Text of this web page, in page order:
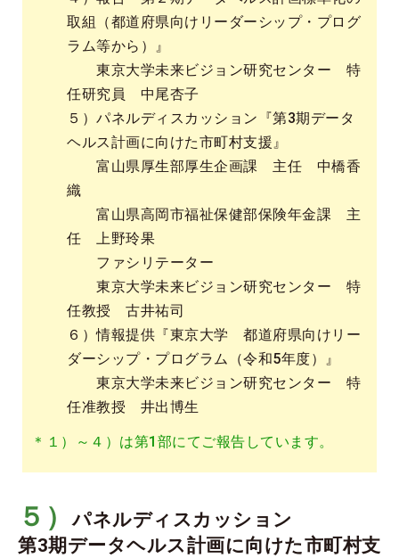
取組（都道府県向けリーダーシップ・プログ
ラム等から）』
東京大学未来ビジョン研究センター 特
任研究員 中尾杏子
５）パネルディスカッション『第3期データ
ヘルス計画に向けた市町村支援』
富山県厚生部厚生企画課 主任 中橋香
織
富山県高岡市福祉保健部保険年金課 主
任 上野玲果
ファシリテーター
東京大学未来ビジョン研究センター 特
任教授 古井祐司
６）情報提供『東京大学 都道府県向けリー
ダーシップ・プログラム（令和5年度）』
東京大学未来ビジョン研究センター 特
任准教授 井出博生
＊１）～４）は第1部にてご報告しています。
５）パネルディスカッション
第3期データヘルス計画に向けた市町村支